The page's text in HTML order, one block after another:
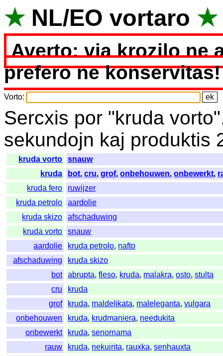
★ NL/EO vortaro ★
Averto: via krozilo ne
prefero ne konservitas!
Vorto:
Sercxis por "kruda
sekundojn kaj produktis
kruda vorto
snauw
kruda
bot,cru,grof,onbehouwen,onbewerkt,
kruda fero
ruwijzer
kruda petrolo
aardolie
kruda skizo
afschaduwing
kruda vorto
snauw
aardolie
kruda petrolo, nafto
afschaduwing
kruda skizo
bot
abrupta,fleso, kruda, malakra,osto,stulta
cru
kruda
grof
kruda, maldelikata, maleleganta,vulgara
onbehouwen
kruda, krudmaniera, needukita
onbewerkt
kruda,senornama
rauw
kruda, nekuirita, rauxka,senhauxta